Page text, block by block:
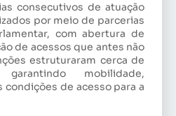
consecutivos de atuação
por meio de parcerias
com abertura de
de acessos que antes não
estruturaram cerca de
mobilidade,
condições de acesso para a